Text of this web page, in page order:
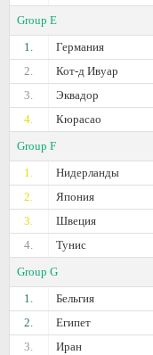
Group E
1.
Германия
2.
Кот-д Ивуар
3.
Эквадор
4.
Кюрасао
Group F
1.
Нидерланды
2.
Япония
3.
Швеция
4.
Тунис
Group G
1.
Бельгия
2.
Египет
3.
Иран